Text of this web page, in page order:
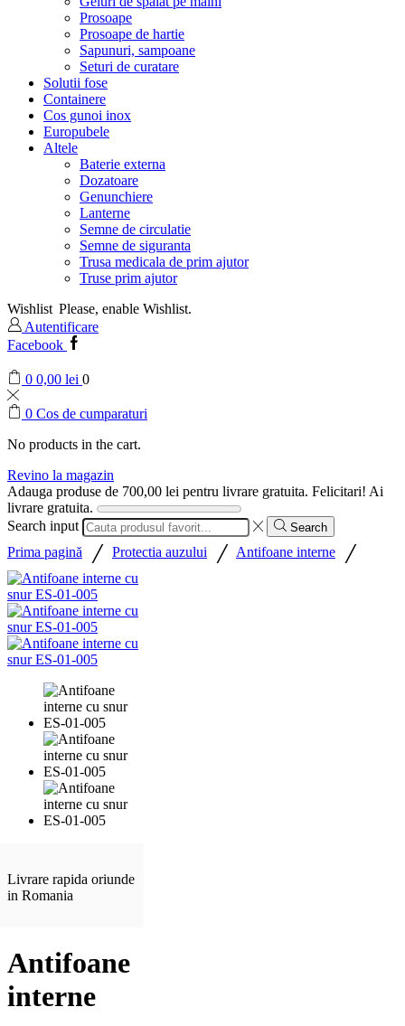
Prosoape
Prosoape de hartie
Sapunuri, sampoane
Seturi de curatare
Solutii fose
Containere
Cos gunoi inox
Europubele
Altele
Baterie externa
Dozatoare
Genunchiere
Lanterne
Semne de circulatie
Semne de siguranta
Trusa medicala de prim ajutor
Truse prim ajutor
Wishlist Please, enable Wishlist.
Autentificare
Facebook
0 0,00 lei 0
0 Cos de cumparaturi
No products in the cart.
Revino la magazin
Adauga produse de 700,00 lei pentru livrare gratuita. Felicitari! Ai
livrare gratuita.
Search input
Search
Prima pagină / Protectia auzului / Antifoane interne /
Livrare rapida oriunde
in Romania
Antifoane
interne